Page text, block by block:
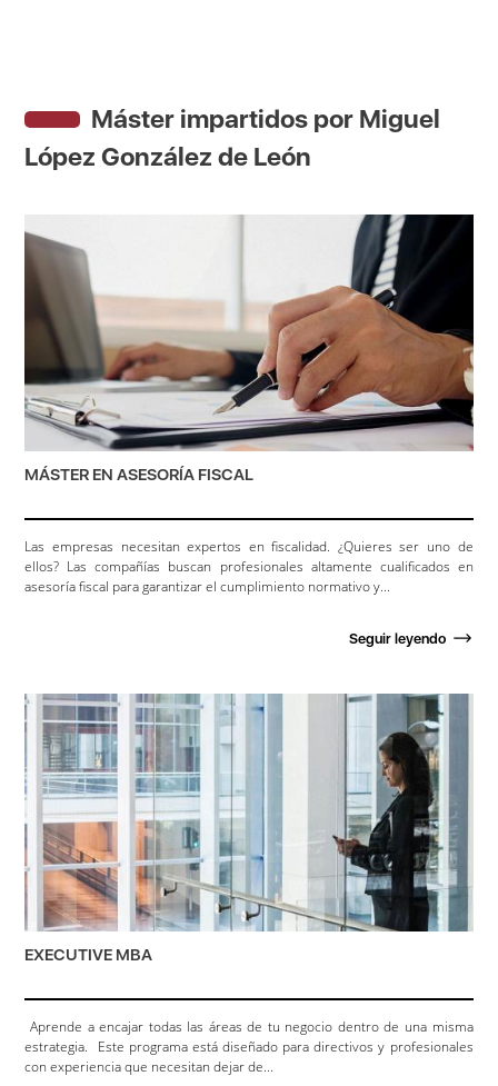
Máster impartidos por Miguel
López González de León
MÁSTER EN ASESORÍA FISCAL
Las empresas necesitan expertos en fiscalidad. ¿Quieres ser uno de
ellos? Las compañías buscan profesionales altamente cualificados en
asesoría fiscal para garantizar el cumplimiento normativo y...
Seguir leyendo
EXECUTIVE MBA
Aprende a encajar todas las áreas de tu negocio dentro de una misma
estrategia. Este programa está diseñado para directivos y profesionales
con experiencia que necesitan dejar de...